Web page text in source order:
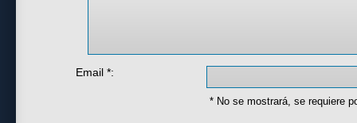
Email *:
* No se mostrará, se requiere